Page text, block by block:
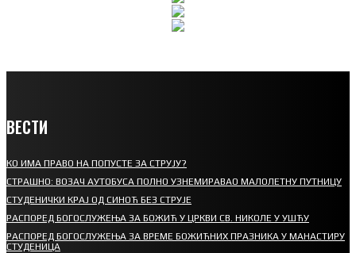
ВЕСТИ
КО ИМА ПРАВО НА ПОПУСТЕ ЗА СТРУЈУ?
СТРАШНО: ВОЗАЧ АУТОБУСА ПОЛНО УЗНЕМИРАВАО МАЛОЛЕТНУ ПУТНИЦУ
СТУДЕНИЧКИ КРАЈ ОД СИНОЋ БЕЗ СТРУЈЕ
РАСПОРЕД БОГОСЛУЖЕЊА ЗА БОЖИЋ У ЦРКВИ СВ. НИКОЛЕ У УШЋУ
РАСПОРЕД БОГОСЛУЖЕЊА ЗА ВРЕМЕ БОЖИЋНИХ ПРАЗНИКА У МАНАСТИРУ
СТУДЕНИЦА